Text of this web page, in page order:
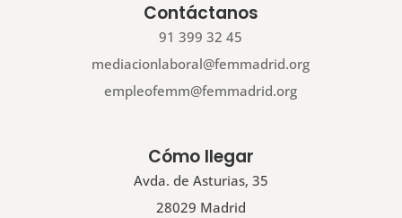
Contáctanos
91 399 32 45
mediacionlaboral@femmadrid.org
empleofemm@femmadrid.org
Cómo llegar
Avda. de Asturias, 35
28029 Madrid